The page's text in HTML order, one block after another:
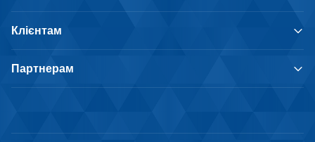
Клієнтам
Партнерам